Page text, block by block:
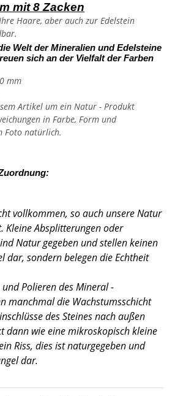
mit 8 Zacken
Haare, aber auch zur Edelstein
Welt der Mineralien und Edelsteine
sich an der Vielfalt der Farben
mm
Artikel um ein Natur - Produkt
in Farbe, Form und
Foto natürlich.
vollkommen, so auch unsere Natur
Kleine Absplitterungen oder
Natur gegeben und stellen keinen
dar, sondern belegen die Echtheit
Polieren des Mineral -
manchmal die Wachstumsschicht
des Steines nach außen
dann wie eine mikroskopisch kleine
Riss, dies ist naturgegeben und
dar.